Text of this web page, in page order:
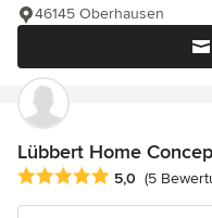
46145 Oberhausen
Lübbert Home
Durchschnittliche
5,0 (5